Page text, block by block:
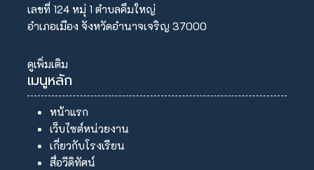
เลขที่ 124 หมุ่ 1 ตำบลคึมใหญ่
อำเภอเมือง จังหวัดอำนาจเจริญ 37000
ดูเพิ่มเติม
เมนูหลัก
หน้าแรก
เว็บไซต์หน่วยงาน
เกี่ยวกับโรงเรียน
สื่อวีดิทัศน์